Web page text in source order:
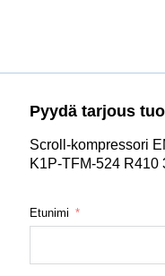
Pyydä tarjous
Scroll-kompressori
K1P-TFM-524 R410
Etunimi